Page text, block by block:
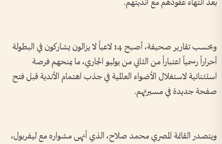
بعد انتهاء عقودهم مع أنديتهم.
وبحسب تقارير صحيفة، أصبح 14 لاعباً لا يزالون يشاركون في البطولة
أحراراً رسمياً اعتباراً من الثاني من يوليو الجاري، ما يمنحهم فرصة
استثنائية لاستغلال الأضواء العالمية في جذب اهتمام الأندية قبل فتح
صفحة جديدة في مسيرتهم.
ويتصدر القائمة المصري محمد صلاح، الذي أنهى مشواره مع ليفربول،